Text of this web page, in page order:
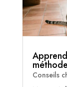
Conseils